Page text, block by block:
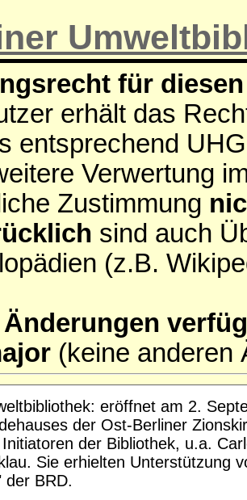
für
erhält das
entsprechend
Verwertung
Zustimmung
sind auch
(z.B.
(keine anderen
eröffnet am 2.
der Ost-Berliner
der Bibliothek, u.a.
Sie erhielten Unterstützung
der BRD.